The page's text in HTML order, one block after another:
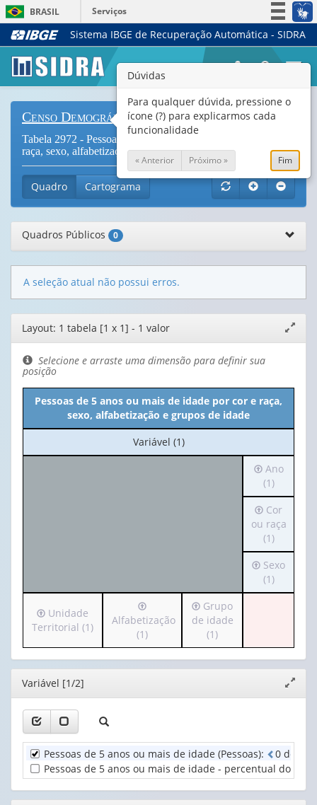
BRASIL
Serviços
Simplifique!
Legislação
Canais
Sistema IBGE de Recuperação Automática - SIDRA
Censo Demográfico
Tabela 2972 - Pessoas de 5 anos ou mais de idade por cor e
raça, sexo, alfabetização e grupos de idade (Vide Notas )
Quadro Cartograma
Quadros Públicos 0
A seleção atual não possui erros.
Editor
de
layout
janela
Layout: 1 tabela [1 x 1] - 1 valor
Selecione e arraste uma dimensão para definir sua
posição
Pessoas de 5 anos ou mais de idade por cor e raça,
sexo, alfabetização e grupos de idade
No
cabeçalho:
Variável (1)
Irá
para
o
cabeçalho
(possui
apenas
1
valor):
Ano
Ano
(1)
Irá
para
cabeçalho
(possui
apenas
1
ou
Cor
ou raça
(1)
Irá
para
o
1
valor):
Sexo
(1)
Irá
para
(possui
apenas
1
valor):
Unidade
Territorial
(1)
Unidade
Territorial (1)
Irá
para
o
cabeçalho
(possui
(1)
Alfabetização
(1)
Irá
para
cabeçalho
(possui
de
idade
(1)
Grupo
de idade
(1)
Editor
janela
Variável [1/2]
Pessoas de 5 anos ou mais de idade (Pessoas): 0 de
Pessoas de 5 anos ou mais de idade - percentual do total
Dúvidas
Para qualquer dúvida, pressione o
ícone (?) para explicarmos cada
funcionalidade
« Anterior Próximo » Fim